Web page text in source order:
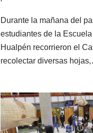
Durante la mañana del
estudiantes de la
Hualpén recorrieron el
recolectar diversas